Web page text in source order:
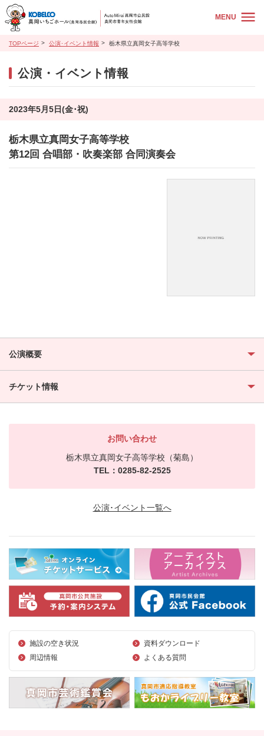
MENU
TOPページ 公演･イベント情報 栃木県立真岡女子高等学校
公演・イベント情報
2023年5月5日(金･祝)
栃木県立真岡女子高等学校
第12回 合唱部・吹奏楽部 合同演奏会
公演概要
チケット情報
お問い合わせ
栃木県立真岡女子高等学校（菊島）
TEL：0285-82-2525
公演･イベント一覧へ
施設の空き状況
資料ダウンロード
周辺情報
よくある質問